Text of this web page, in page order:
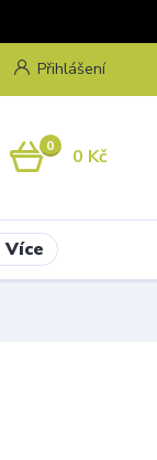
Přihlášení
0 0 Kč
Více